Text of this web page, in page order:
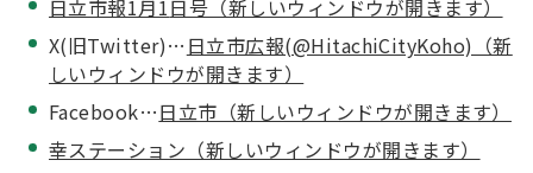
日立市報1月1日号（新しいウィンドウが開きます）
X(旧Twitter)… 日立市広報(@HitachiCityKoho)（新
しいウィンドウが開きます）
Facebook…日立市（新しいウィンドウが開きます）
幸ステーション（新しいウィンドウが開きます）